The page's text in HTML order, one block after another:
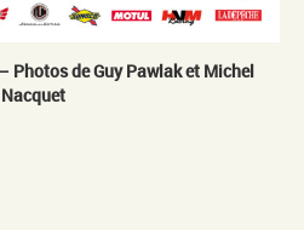
Photos de Guy Pawlak et Michel
Nacquet